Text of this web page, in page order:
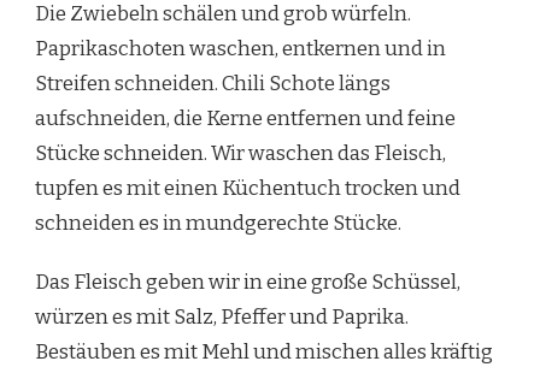
Die Zwiebeln schälen und grob würfeln.
Paprikaschoten waschen, entkernen und in
Streifen schneiden. Chili Schote längs
aufschneiden, die Kerne entfernen und feine
Stücke schneiden. Wir waschen das Fleisch,
tupfen es mit einen Küchentuch trocken und
schneiden es in mundgerechte Stücke.
Das Fleisch geben wir in eine große Schüssel,
würzen es mit Salz, Pfeffer und Paprika.
Bestäuben es mit Mehl und mischen alles kräftig